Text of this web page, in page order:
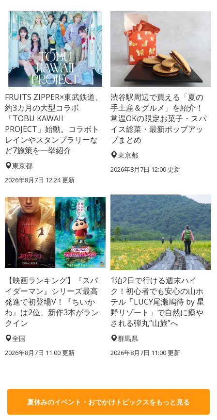
FRUITS ZIPPER×東武鉄道、
約3カ月の大型コラボ
「TOBU KAWAII
PROJECT」始動。コラボト
レインやスタンプラリーな
ど7施策を一挙紹介
東京都
2026年8月7日 12:24更新
渋谷駅周辺で買える「夏の
手土産＆グルメ」を紹介！
常温OKの限定お菓子・スパ
イス総菜・最新ポップアッ
プまとめ
東京都
2026年8月7日 12:00更新
【映画ランキング】『スパ
イダーマン』シリーズ最高
発進で初登場V！『ちいか
わ』は2位、新作3本がラン
クイン
全国
2026年8月7日 11:00更新
1泊2日で行ける週末ハイ
ク！初心者でも安心の山ホ
テル「LUCY尾瀬鳩待 by 星
野リゾート」で自然に癒や
される弾丸“山旅”へ
群馬県
2026年8月7日 11:00更新
夏休みのイベント・おでかけトピックスをもっと見る